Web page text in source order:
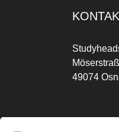
49074